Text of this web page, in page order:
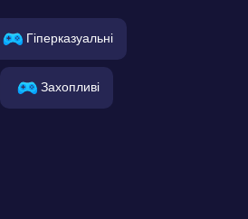
Гіперказуальні
Захопливі